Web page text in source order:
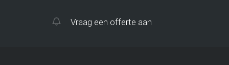
Vraag een offerte aan